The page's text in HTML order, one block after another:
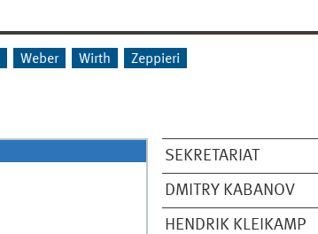
Weber Wirth Zeppieri
SEKRETARIAT
DMITRY KABANOV
HENDRIK KLEIKAMP